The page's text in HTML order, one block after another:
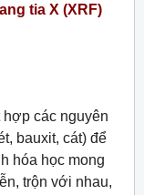
tia X (XRF)
các nguyên
bauxit, cát) để
hóa học mong
trộn với nhau,